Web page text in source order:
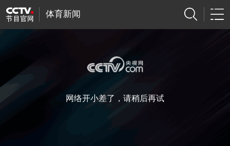
体育新闻
网络开小差了，请稍后再试